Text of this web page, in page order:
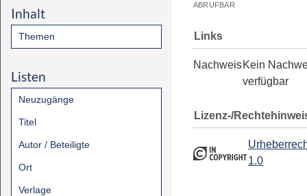
Inhalt
Themen
Listen
Neuzugänge
Titel
Autor / Beteiligte
Ort
Verlage
ABRUFBAR
Links
NachweisKein
verfügbar
Lizenz-/
1.0